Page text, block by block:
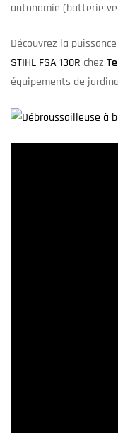
autonomie (batterie
Découvrez la
STIHL FSA 130R chez
équipements de